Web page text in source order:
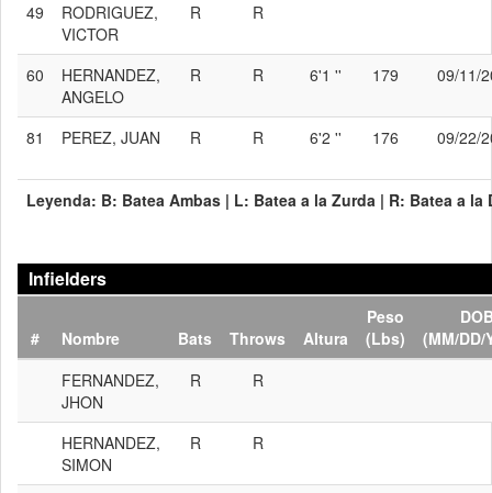
49
RODRIGUEZ,
VICTOR
R R
60
HERNANDEZ,
ANGELO
R R 6'1 '' 179 09/11/
81 PEREZ, JUAN R R 6'2 '' 176 09/22/
Leyenda: B: Batea Ambas | L: Batea a la Zurda | R: Batea a la
Infielders
# Nombre Bats Throws Altura
Peso
(Lbs)
(MM/DD/
FERNANDEZ,
JHON
R R
HERNANDEZ,
SIMON
R R